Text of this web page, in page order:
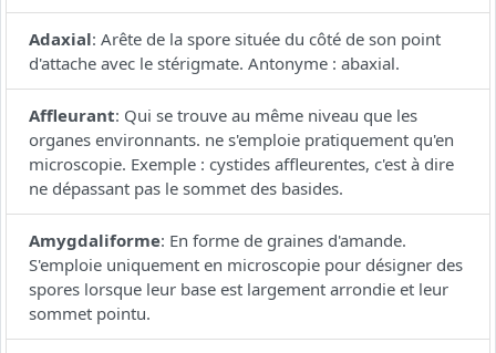
Adaxial: Arête de la spore située du côté de son point
d'attache avec le stérigmate. Antonyme : abaxial.
Affleurant: Qui se trouve au même niveau que les
organes environnants. ne s'emploie pratiquement qu'en
microscopie. Exemple : cystides affleurentes, c'est à dire
ne dépassant pas le sommet des basides.
Amygdaliforme: En forme de graines d'amande.
S'emploie uniquement en microscopie pour désigner des
spores lorsque leur base est largement arrondie et leur
sommet pointu.